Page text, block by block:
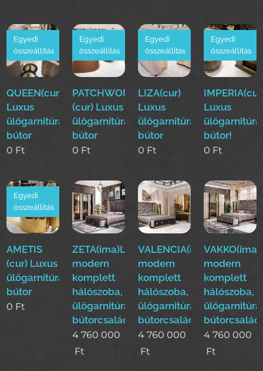
QUEEN(cur)
Luxus
ülőgarnitúra
bútor
Egyedi
összeállítás
0 Ft
PATCHWORK
(cur) Luxus
ülőgarnitúra
bútor
Egyedi
összeállítás
0 Ft
LIZA(cur)
Luxus
ülőgarnitúra
bútor
Egyedi
összeállítás
0 Ft
Luxus
ülőgarnitúra
bútor!
Egyedi
összeállítás
0 Ft
AMETIS
(cur) Luxus
ülőgarnitúra
bútor
Egyedi
összeállítás
0 Ft
ZETA(ima)Luxus
modern
komplett
hálószoba,
ülőgarnitúra,étkező
bútorcsalád!
4 760 000
Ft
VALENCIA(ima)Luxus
modern
komplett
hálószoba,
ülőgarnitúra,étkező
bútorcsalád!
4 760 000
Ft
modern
komplett
hálószoba,
bútorcsalád!
4 760 000
Ft